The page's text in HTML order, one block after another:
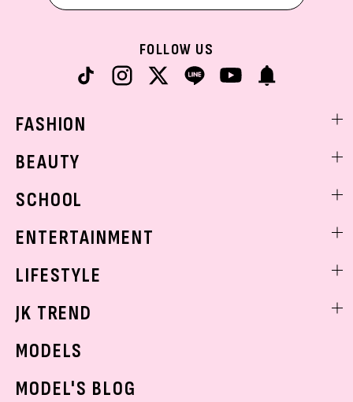
FOLLOW US
FASHION
着回し
BEAUTY
ベストコスメ
ボディケア
SCHOOL
学校ヘアメイク
ENTERTAINMENT
K-POP
LIFESTYLE
モデルの購入品
JK TREND
MODELS
MODEL'S BLOG